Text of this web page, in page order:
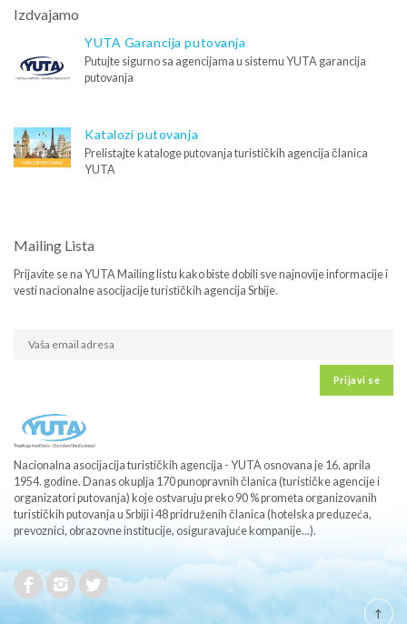
Izdvajamo
YUTA Garancija putovanja
Putujte sigurno sa agencijama u sistemu YUTA garancija
putovanja
Katalozi putovanja
Prelistajte kataloge putovanja turističkih agencija članica
YUTA
Mailing Lista
Prijavite se na YUTA Mailing listu kako biste dobili sve najnovije informacije i
vesti nacionalne asocijacije turističkih agencija Srbije.
Prijavi se
Nacionalna asocijacija turističkih agencija - YUTA osnovana je 16. aprila
1954. godine. Danas okuplja 170 punopravnih članica (turističke agencije i
organizatori putovanja) koje ostvaruju preko 90 % prometa organizovanih
turističkih putovanja u Srbiji i 48 pridruženih članica (hotelska preduzeća,
prevoznici, obrazovne institucije, osiguravajuće kompanije...).